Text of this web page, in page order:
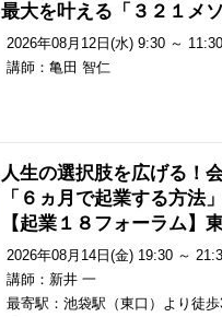
最大を叶える「３２１メ
2026年08月12日(水) 9:30 ～ 11:30
講師：亀田 智仁
人生の選択肢を広げる！
「６ヵ月で起業する方法
【起業１８フォーラム】
2026年08月14日(金) 19:30 ～
講師：新井 一
最寄駅：池袋駅（東口）より徒